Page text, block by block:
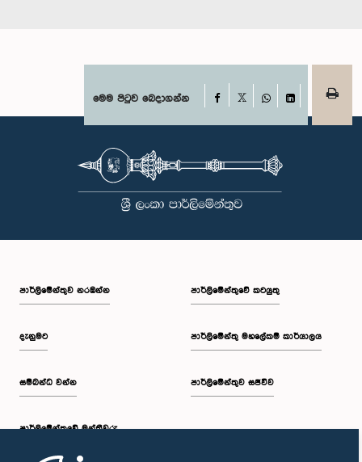
මෙම පිටුව බෙදාගන්න Facebook
WhatsAppLinkedIn
පාර්ලි‌මේන්තුව නරඹන්න
දැනුමට
සම්බන්ධ වන්න
පාර්ලි‌මේන්තුවේ මන්ත්‍රීවරු
පාර්ලිමේන්තුවේ කටයුතු
පාර්ලිමේන්තු මහලේකම් කාර්යාලය
පාර්ලිමේන්තුව සජීවීව